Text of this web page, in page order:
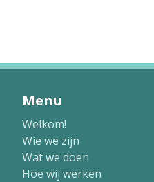
Menu
Welkom!
Wie we zijn
Wat we doen
Hoe wij werken